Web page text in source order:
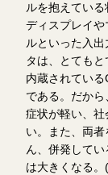
ルを抱えている
ディスプレイ
ルといった入
タは、とても
内蔵されている
である。だか
症状が軽い、
い。また、両
ん、併発して
は大きくなる